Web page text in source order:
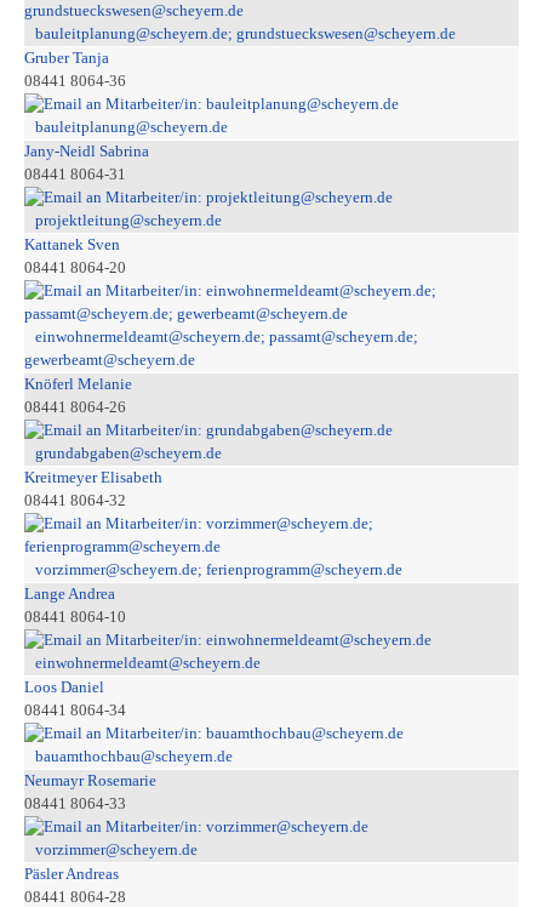
bauleitplanung@scheyern.de; grundstueckswesen@scheyern.de
Gruber Tanja
08441 8064-36
bauleitplanung@scheyern.de
Jany-Neidl Sabrina
08441 8064-31
projektleitung@scheyern.de
Kattanek Sven
08441 8064-20
einwohnermeldeamt@scheyern.de; passamt@scheyern.de;
gewerbeamt@scheyern.de
Knöferl Melanie
08441 8064-26
grundabgaben@scheyern.de
Kreitmeyer Elisabeth
08441 8064-32
vorzimmer@scheyern.de; ferienprogramm@scheyern.de
Lange Andrea
08441 8064-10
einwohnermeldeamt@scheyern.de
Loos Daniel
08441 8064-34
bauamthochbau@scheyern.de
Neumayr Rosemarie
08441 8064-33
vorzimmer@scheyern.de
Päsler Andreas
08441 8064-28